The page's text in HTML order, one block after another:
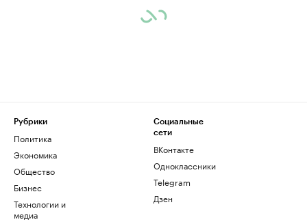
Рубрики
Политика
Экономика
Общество
Бизнес
Технологии и
медиа
Социальные
сети
ВКонтакте
Одноклассники
Telegram
Дзен